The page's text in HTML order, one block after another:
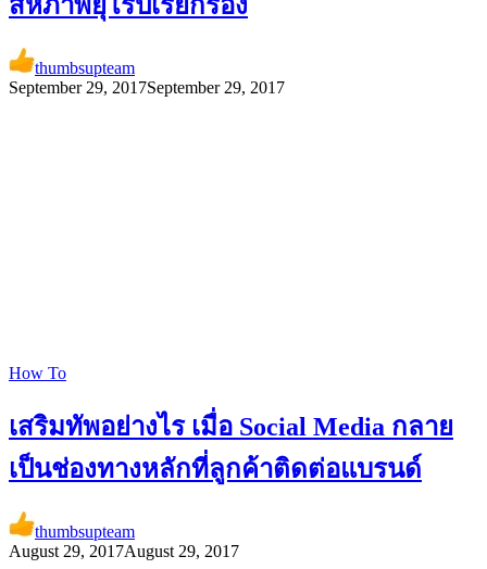
thumbsupteam
September 29, 2017September 29, 2017
How To
เสริมทัพอย่างไร เมื่อ Social Media กลาย
เป็นช่องทางหลักที่ลูกค้าติดต่อแบรนด์
thumbsupteam
August 29, 2017August 29, 2017